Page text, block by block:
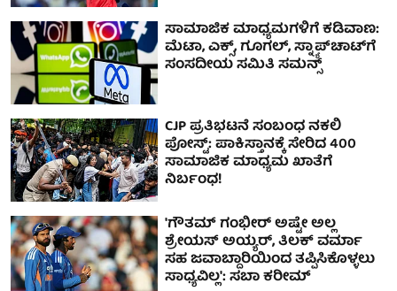
ಸಾಮಾಜಿಕ ಮಾಧ್ಯಮಗಳಿಗೆ ಕಡಿವಾಣ:
ಮೆಟಾ, ಎಕ್ಸ್, ಗೂಗಲ್, ಸ್ನ್ಯಾಪ್‌ಚಾಟ್‌ಗೆ
ಸಂಸದೀಯ ಸಮಿತಿ ಸಮನ್ಸ್
CJP ಪ್ರತಿಭಟನೆ ಸಂಬಂಧ ನಕಲಿ
ಪೋಸ್ಟ್‌: ಪಾಕಿಸ್ತಾನಕ್ಕೆ ಸೇರಿದ 400
ಸಾಮಾಜಿಕ ಮಾಧ್ಯಮ ಖಾತೆಗೆ
ನಿರ್ಬಂಧ!
'ಗೌತಮ್ ಗಂಭೀರ್ ಅಷ್ಟೇ ಅಲ್ಲ
ಶ್ರೇಯಸ್ ಅಯ್ಯರ್, ತಿಲಕ್ ವರ್ಮಾ
ಸಹ ಜವಾಬ್ದಾರಿಯಿಂದ ತಪ್ಪಿಸಿಕೊಳ್ಳಲು
ಸಾಧ್ಯವಿಲ್ಲ': ಸಬಾ ಕರೀಮ್